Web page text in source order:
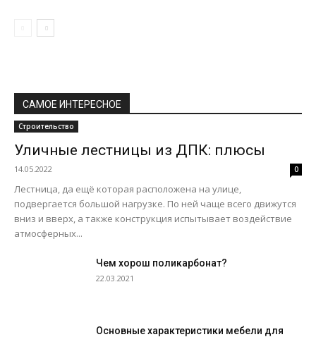
САМОЕ ИНТЕРЕСНОЕ
Строительство
Уличные лестницы из ДПК: плюсы
14.05.2022 0
Лестница, да ещё которая расположена на улице,
подвергается большой нагрузке. По ней чаще всего движутся
вниз и вверх, а также конструкция испытывает воздействие
атмосферных...
Чем хорош поликарбонат?
22.03.2021
Основные характеристики мебели для